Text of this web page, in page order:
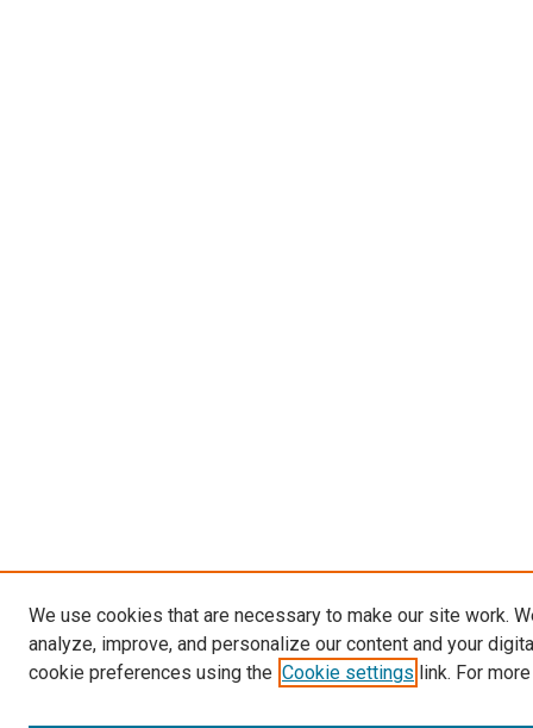
We use cookies that are necessary to make our site work.
analyze, improve, and personalize our content and your
cookie preferences using the Cookie settings link. For